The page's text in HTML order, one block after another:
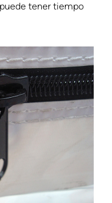
tener tiempo